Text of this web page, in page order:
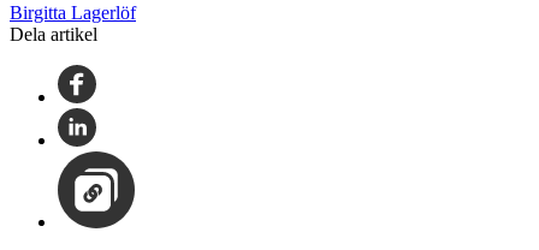
Birgitta Lagerlöf
Dela artikel